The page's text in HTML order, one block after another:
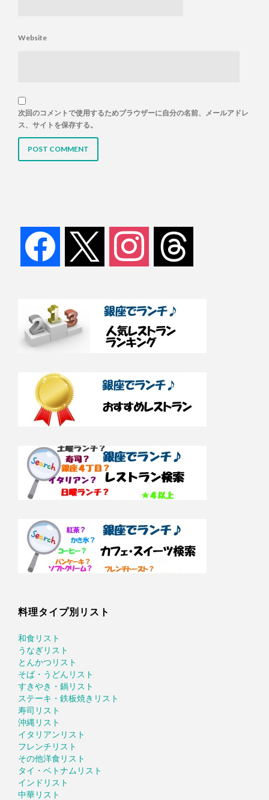
Website
次回のコメントで使用するためブラウザーに自分の名前、メールアドレ
ス、サイトを保存する。
facebook instagram threads
料理タイプ別リスト
和食リスト
うなぎリスト
とんかつリスト
そば・うどんリスト
すきやき・鍋リスト
ステーキ・鉄板焼きリスト
寿司リスト
沖縄リスト
イタリアンリスト
フレンチリスト
その他洋食リスト
タイ・ベトナムリスト
インドリスト
中華リスト